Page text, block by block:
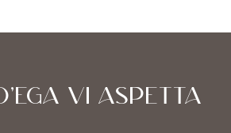
VI ASPETTA